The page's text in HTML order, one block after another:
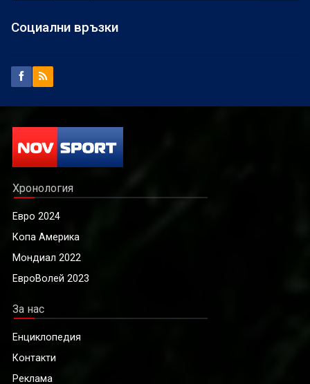
Социални връзки
Хронология
Евро 2024
Копа Америка
Мондиал 2022
ЕвроВолей 2023
За нас
Енциклопедия
Контакти
Реклама